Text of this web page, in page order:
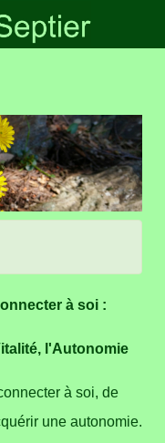
à soi :
l'Autonomie
à soi, de
une autonomie.